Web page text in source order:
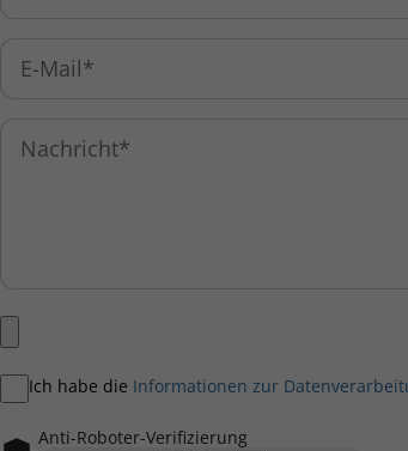
Ich habe die Informationen zur
Anti-Roboter-Verifizierung